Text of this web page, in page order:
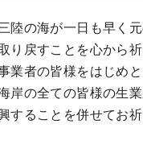
陸の海が一日も早く
り戻すことを心から祈
業者の皆様をはじめ
岸の全ての皆様の生業
することを併せてお